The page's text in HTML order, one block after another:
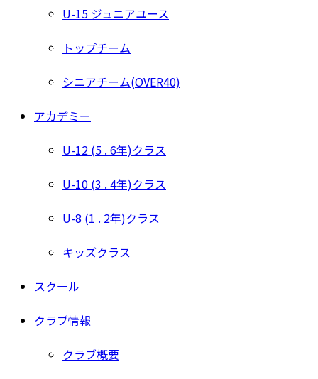
U-15 ジュニアユース
トップチーム
シニアチーム(OVER40)
アカデミー
U-12 (5 . 6年)クラス
U-10 (3 . 4年)クラス
U-8 (1 . 2年)クラス
キッズクラス
スクール
クラブ情報
クラブ概要